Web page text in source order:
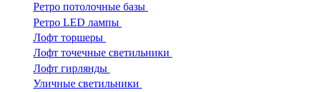
Ретро потолочные базы
Ретро LED лампы
Лофт торшеры
Лофт точечные светильники
Лофт гирлянды
Уличные светильники